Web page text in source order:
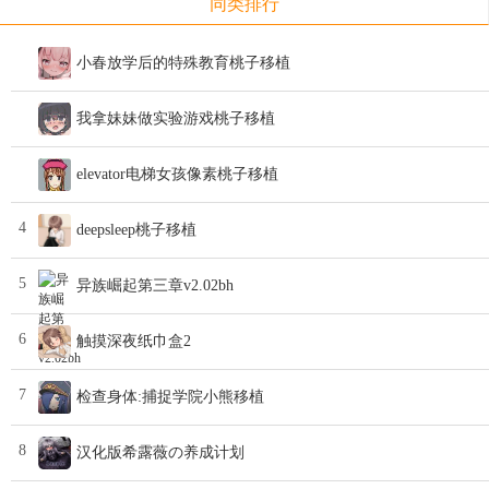
小春放学后的特殊教育桃子移植
我拿妹妹做实验游戏桃子移植
elevator电梯女孩像素桃子移植
4 deepsleep桃子移植
5 异族崛起第三章v2.02bh
6 触摸深夜纸巾盒2
7 检查身体:捕捉学院小熊移植
8 汉化版希露薇の养成计划